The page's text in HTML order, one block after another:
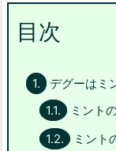
目次
1.
デグーはミ
1.1.
ミント
1.2.
ミント